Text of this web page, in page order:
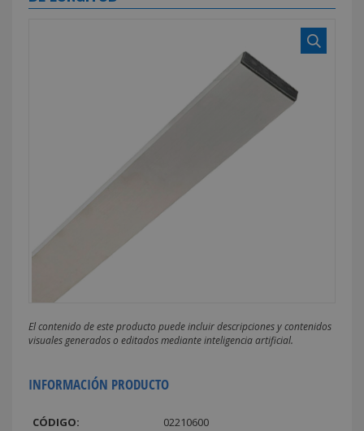
El contenido de este producto puede incluir descripciones y contenidos
visuales generados o editados mediante inteligencia artificial.
INFORMACIÓN PRODUCTO
CÓDIGO:
02210600